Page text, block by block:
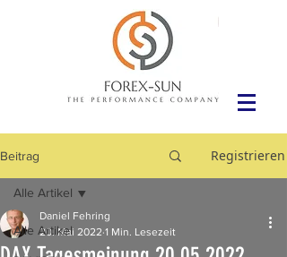
Beitrag Registrieren
Alle Artikel
Alle Artikel
Daniel Fehring
20. Mai 2022 1 Min. Lesezeit